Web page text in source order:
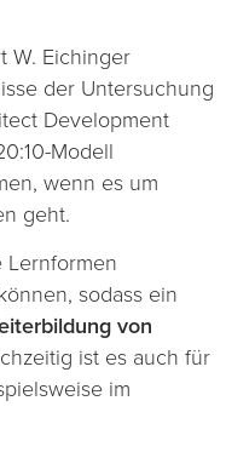
W. Eichinger
der Untersuchung
Development
Modell
wenn es um
geht.
Lernformen
sodass ein
von
ist es auch für
im